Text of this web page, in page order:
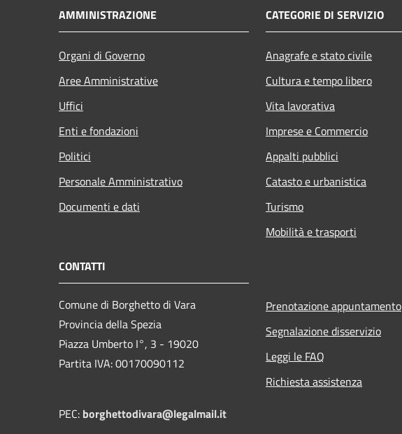
AMMINISTRAZIONE
Organi di Governo
Aree Amministrative
Uffici
Enti e fondazioni
Politici
Personale Amministrativo
Documenti e dati
CATEGORIE DI SERVIZIO
Anagrafe e stato civile
Cultura e tempo libero
Vita lavorativa
Imprese e Commercio
Appalti pubblici
Catasto e urbanistica
Turismo
Mobilità e trasporti
CONTATTI
Comune di Borghetto di Vara
Provincia della Spezia
Piazza Umberto I°, 3 - 19020
Partita IVA: 00170090112
PEC: borghettodivara@legalmail.it
Prenotazione appuntamento
Segnalazione disservizio
Leggi le FAQ
Richiesta assistenza